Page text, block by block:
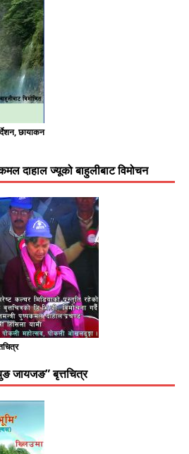
छायाकन
दाहाल ज्यूको बाहुलीबाट विमोचन
जायजङ” बृत्तचित्र